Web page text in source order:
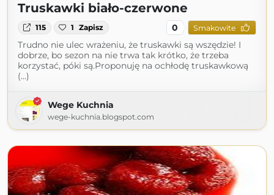
Truskawki biało-czerwone
115 1 Zapisz 0 Smakowite
Trudno nie ulec wrażeniu, że truskawki są wszędzie! I
dobrze, bo sezon na nie trwa tak krótko, że trzeba
korzystać, póki są.Proponuję na ochłodę truskawkową
(...)
Wege Kuchnia
wege-kuchnia.blogspot.com